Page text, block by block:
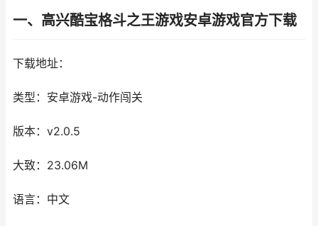
一、高兴酷宝格斗之王游戏安卓游戏官方下载
下载地址：
类型：安卓游戏-动作闯关
版本：v2.0.5
大致：23.06M
语言：中文